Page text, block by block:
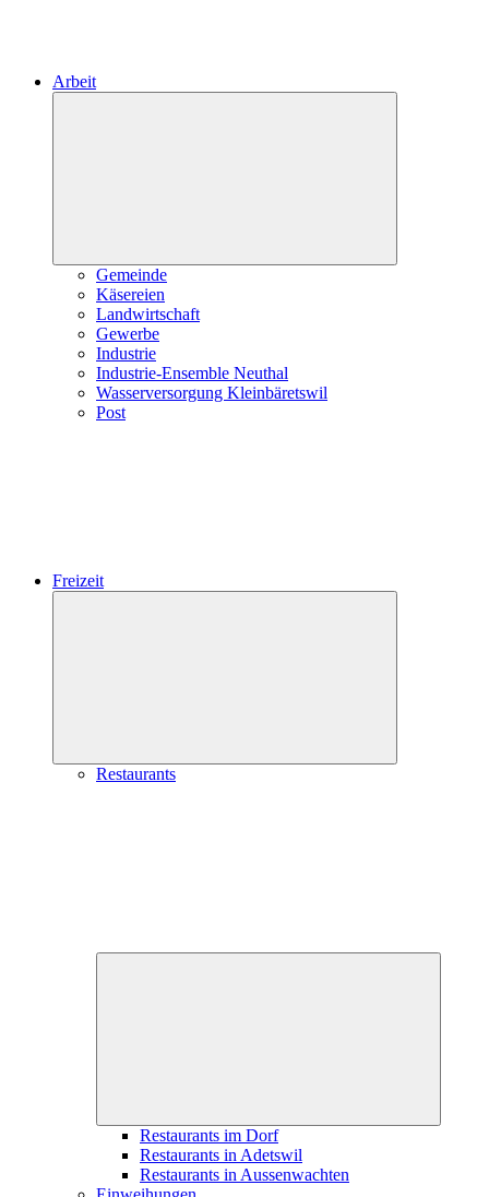
Arbeit
Gemeinde
Käsereien
Landwirtschaft
Gewerbe
Industrie
Industrie-Ensemble Neuthal
Wasserversorgung Kleinbäretswil
Post
Freizeit
Restaurants
Restaurants im Dorf
Restaurants in Adetswil
Restaurants in Aussenwachten